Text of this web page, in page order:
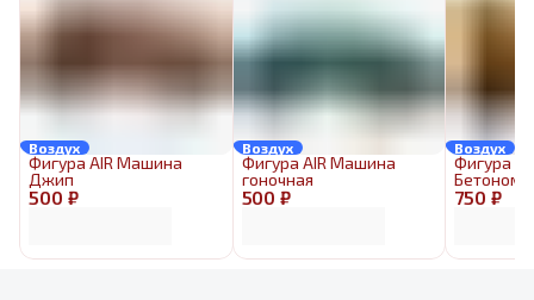
Воздух
500 ₽
Фигура AIR Машина
Джип
Воздух
500 ₽
Фигура AIR Машина
гоночная
Воздух
750 ₽
Фигура